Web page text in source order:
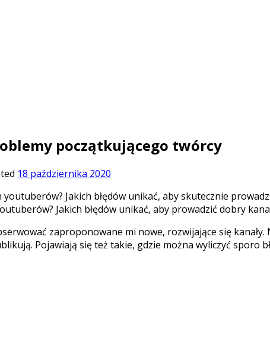
początkującego twórcy
18 października 2020
Jakich błędów unikać, aby prowadzić dobry
zaproponowane mi nowe, rozwijające się
Pojawiają się też takie, gdzie można wyliczyć sporo